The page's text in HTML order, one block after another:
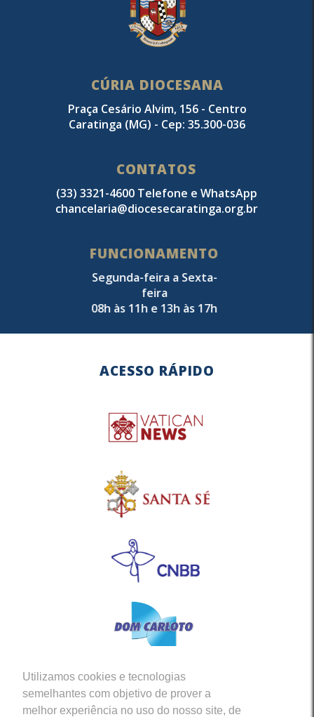
Utilizamos cookies e tecnologias
semelhantes com objetivo de prover a
melhor experiência no uso do nosso site, de
CÚRIA DIOCESANA
Praça Cesário Alvim, 156 - Centro
Caratinga (MG) - Cep: 35.300-036
CONTATOS
(33) 3321-4600 Telefone e WhatsApp
chancelaria@diocesecaratinga.org.br
FUNCIONAMENTO
Segunda-feira a Sexta-
feira
08h às 11h e 13h às 17h
ACESSO RÁPIDO
Siga-nos em nossas Redes Sociais